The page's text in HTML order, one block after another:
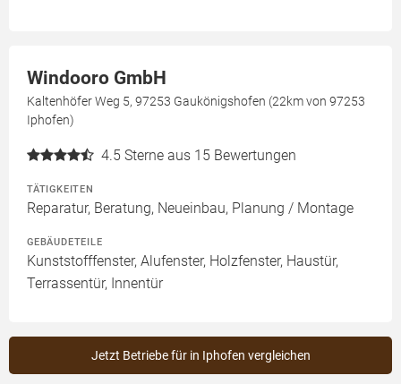
Windooro GmbH
Kaltenhöfer Weg 5, 97253 Gaukönigshofen (22km von 97253
Iphofen)
4.5 Sterne aus 15 Bewertungen
TÄTIGKEITEN
Reparatur, Beratung, Neueinbau, Planung / Montage
GEBÄUDETEILE
Kunststofffenster, Alufenster, Holzfenster, Haustür,
Terrassentür, Innentür
Jetzt Betriebe für in Iphofen vergleichen